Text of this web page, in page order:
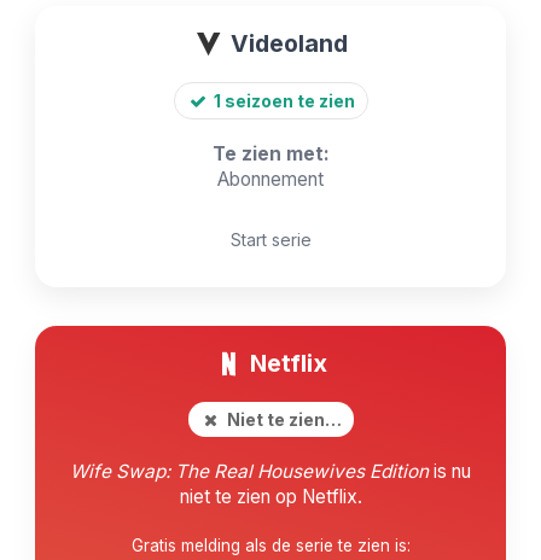
Videoland
1 seizoen te zien
Te zien met:
Abonnement
Start serie
Netflix
Niet te zien…
Wife Swap: The Real Housewives Editionis nu
niet te zien op Netflix.
Gratis melding als de serie te zien is: